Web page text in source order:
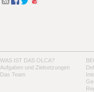
WAS IST DAS OLCA?
Aufgaben und Zielsetzungen
Das Team